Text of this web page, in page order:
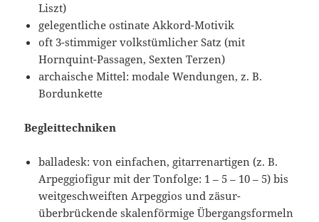
Liszt)
gelegentliche ostinate Akkord-Motivik
oft 3-stimmiger volkstümlicher Satz (mit
Hornquint-Passagen, Sexten Terzen)
archaische Mittel: modale Wendungen, z. B.
Bordunkette
Begleittechniken
balladesk: von einfachen, gitarrenartigen (z. B.
Arpeggiofigur mit der Tonfolge: 1 – 5 – 10 – 5) bis
weitgeschweiften Arpeggios und zäsur-
überbrückende skalenförmige Übergangsformeln